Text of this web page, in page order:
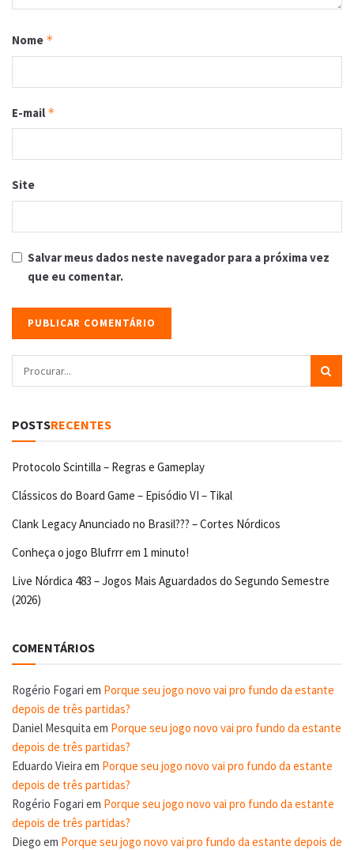
Nome *
E-mail *
Site
Salvar meus dados neste navegador para a próxima vez
que eu comentar.
POSTSRECENTES
Protocolo Scintilla – Regras e Gameplay
Clássicos do Board Game – Episódio VI – Tikal
Clank Legacy Anunciado no Brasil??? – Cortes Nórdicos
Conheça o jogo Blufrrr em 1 minuto!
Live Nórdica 483 – Jogos Mais Aguardados do Segundo Semestre
(2026)
COMENTÁRIOS
Rogério Fogari em Porque seu jogo novo vai pro fundo da estante
depois de três partidas?
Daniel Mesquita em Porque seu jogo novo vai pro fundo da estante
depois de três partidas?
Eduardo Vieira em Porque seu jogo novo vai pro fundo da estante
depois de três partidas?
Rogério Fogari em Porque seu jogo novo vai pro fundo da estante
depois de três partidas?
Diego em Porque seu jogo novo vai pro fundo da estante depois de